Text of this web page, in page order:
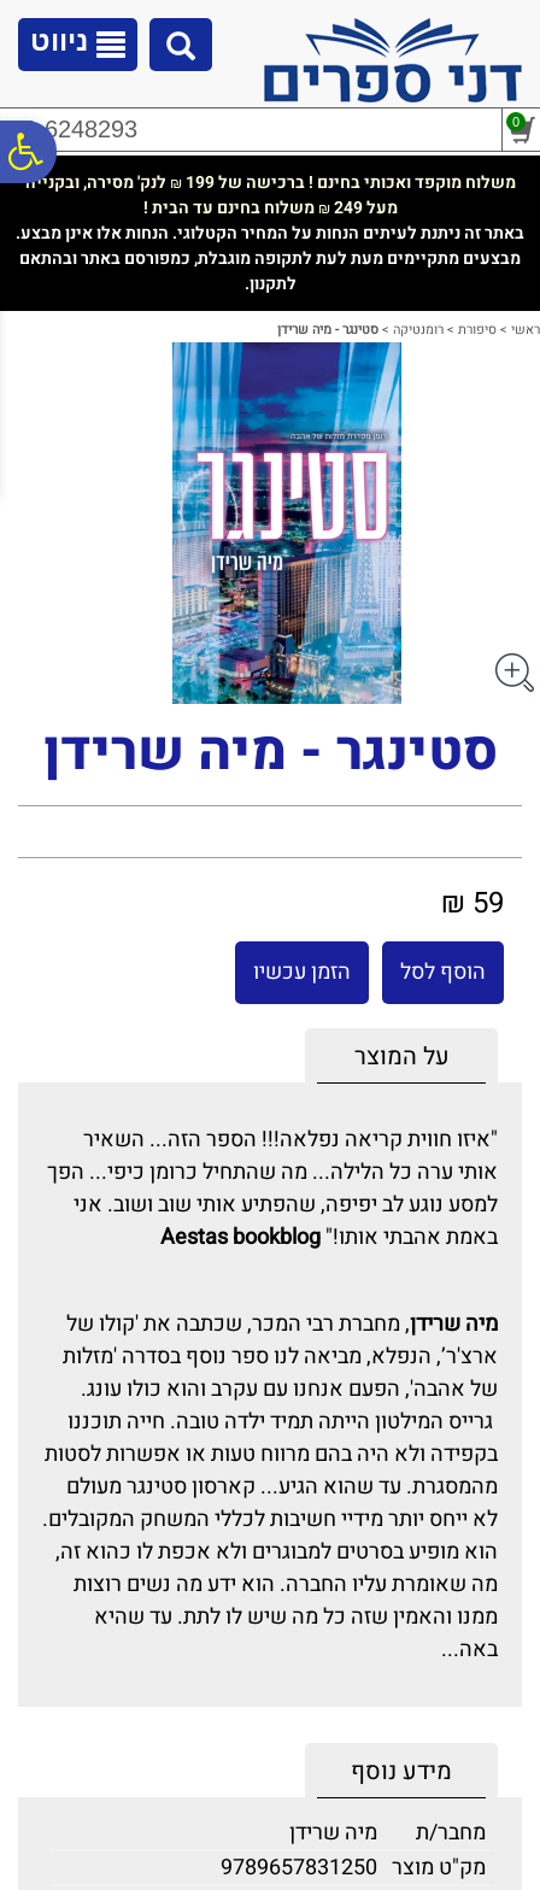
נגישות
ניווט
02-6248293 0
משלוח מוקפד ואכותי בחינם ! ברכישה של 199 ₪ לנק' מסירה, ובקנייה
מעל 249
₪משלוח בחינם עד הבית !
באתר זה ניתנת לעיתים הנחות על המחיר הקטלוגי. הנחות אלו אינן מבצע.
מבצעים מתקיימים מעת לעת לתקופה מוגבלת, כמפורסם באתר ובהתאם
לתקנון.
ראשי >סיפורת >רומנטיקה >סטינגר - מיה שרידן
סטינגר - מיה שרידן
59 ₪
הוסף לסל הזמן עכשיו
על המוצר
"איזו חווית קריאה נפלאה!!! הספר הזה... השאיר
אותי ערה כל הלילה... מה שהתחיל כרומן כיפי... הפך
למסע נוגע לב יפיפה, שהפתיע אותי שוב ושוב. אני
באמת אהבתי אותו!"Aestas bookblog
מיה שרידן, מחברת רבי המכר, שכתבה את 'קולו של
ארצ'ר’, הנפלא, מביאה לנו ספר נוסף בסדרה 'מזלות
של אהבה', הפעם אנחנו עם עקרב והוא כולו עונג.
גרייס המילטון הייתה תמיד ילדה טובה. חייה תוכננו
בקפידה ולא היה בהם מרווח טעות או אפשרות לסטות
מהמסגרת. עד שהוא הגיע... קארסון סטינגר מעולם
לא ייחס יותר מידיי חשיבות לכללי המשחק המקובלים.
הוא מופיע בסרטים למבוגרים ולא אכפת לו כהוא זה,
מה שאומרת עליו החברה. הוא ידע מה נשים רוצות
ממנו והאמין שזה כל מה שיש לו לתת. עד שהיא
באה...
מידע נוסף
מחבר/ת
מיה שרידן
מק"ט מוצר 9789657831250